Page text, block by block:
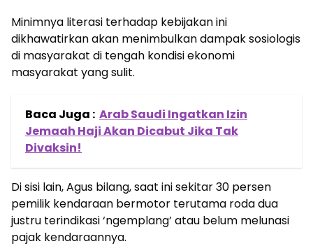
Minimnya literasi terhadap kebijakan ini
dikhawatirkan akan menimbulkan dampak sosiologis
di masyarakat di tengah kondisi ekonomi
masyarakat yang sulit.
Baca Juga : Arab Saudi Ingatkan Izin
Jemaah Haji Akan Dicabut Jika Tak
Divaksin!
Di sisi lain, Agus bilang, saat ini sekitar 30 persen
pemilik kendaraan bermotor terutama roda dua
justru terindikasi ‘ngemplang’ atau belum melunasi
pajak kendaraannya.